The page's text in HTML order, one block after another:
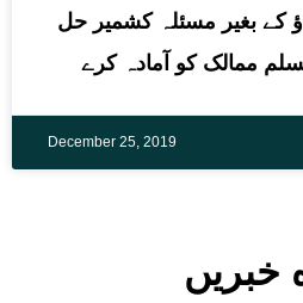
کے بغیر مسئلہ کشمیر حل
ممالک کو آمادہ کرے
December 25, 2019
خبریں